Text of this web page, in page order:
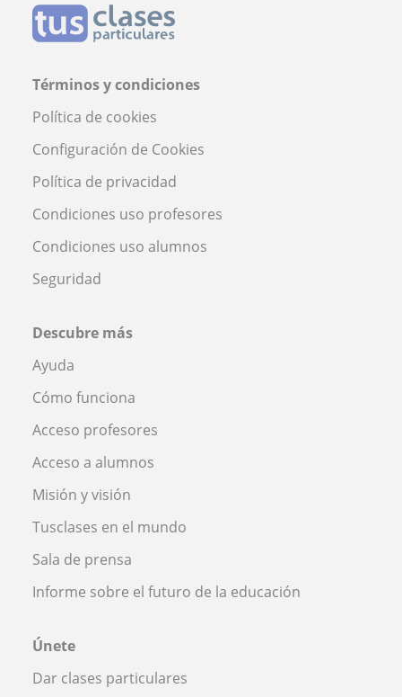
Términos y condiciones
Política de cookies
Configuración de Cookies
Política de privacidad
Condiciones uso profesores
Condiciones uso alumnos
Seguridad
Descubre más
Ayuda
Cómo funciona
Acceso profesores
Acceso a alumnos
Misión y visión
Tusclases en el mundo
Sala de prensa
Informe sobre el futuro de la educación
Únete
Dar clases particulares